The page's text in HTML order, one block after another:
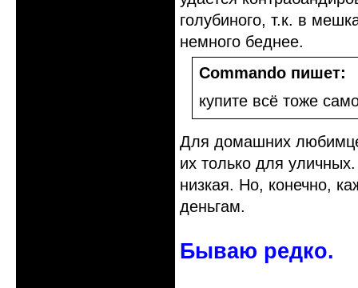
голубиного, т.к. в
немного беднее.
Commando пишет:
купите всё тоже
Для домашних
их только для
низкая. Но, конечно,
деньгам.
Бываю редко.